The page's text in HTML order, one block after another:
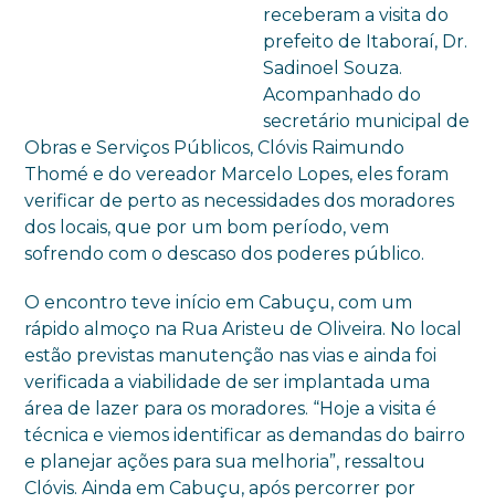
receberam a visita do
prefeito de Itaboraí, Dr.
Sadinoel Souza.
Acompanhado do
secretário municipal de
Obras e Serviços Públicos, Clóvis Raimundo
Thomé e do vereador Marcelo Lopes, eles foram
verificar de perto as necessidades dos moradores
dos locais, que por um bom período, vem
sofrendo com o descaso dos poderes público.
O encontro teve início em Cabuçu, com um
rápido almoço na Rua Aristeu de Oliveira. No local
estão previstas manutenção nas vias e ainda foi
verificada a viabilidade de ser implantada uma
área de lazer para os moradores. “Hoje a visita é
técnica e viemos identificar as demandas do bairro
e planejar ações para sua melhoria”, ressaltou
Clóvis. Ainda em Cabuçu, após percorrer por